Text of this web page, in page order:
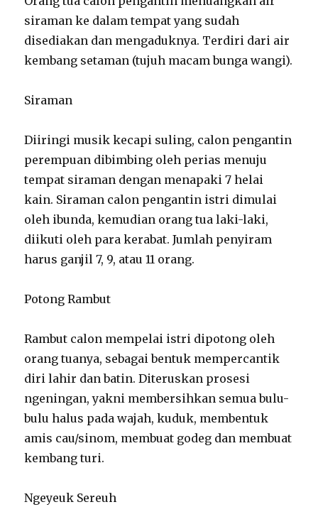
siraman ke dalam tempat yang sudah
disediakan dan mengaduknya. Terdiri dari air
kembang setaman (tujuh macam bunga wangi).
Siraman
Diiringi musik kecapi suling, calon pengantin
perempuan dibimbing oleh perias menuju
tempat siraman dengan menapaki 7 helai
kain. Siraman calon pengantin istri dimulai
oleh ibunda, kemudian orang tua laki-laki,
diikuti oleh para kerabat. Jumlah penyiram
harus ganjil 7, 9, atau 11 orang.
Potong Rambut
Rambut calon mempelai istri dipotong oleh
orang tuanya, sebagai bentuk mempercantik
diri lahir dan batin. Diteruskan prosesi
ngeningan, yakni membersihkan semua bulu-
bulu halus pada wajah, kuduk, membentuk
amis cau/sinom, membuat godeg dan membuat
kembang turi.
Ngeyeuk Sereuh